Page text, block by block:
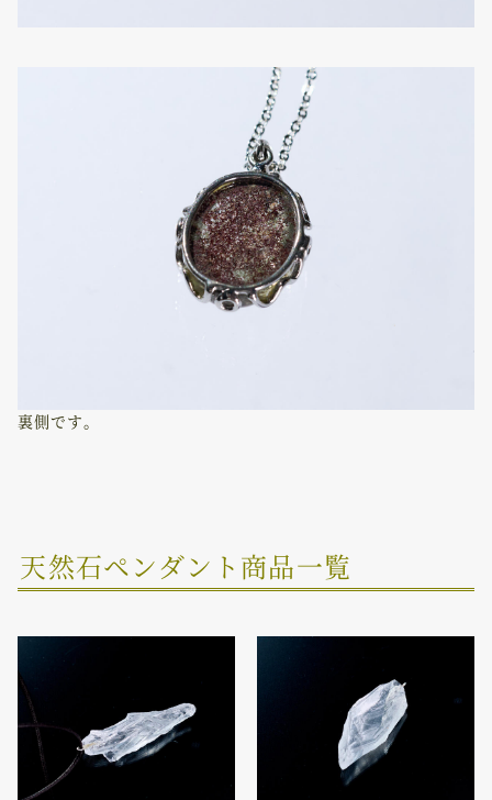
裏側です。
天然石ペンダント商品一覧